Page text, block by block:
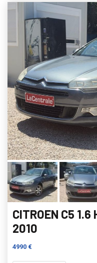
CITROEN C5 1.6
2010
4990 €